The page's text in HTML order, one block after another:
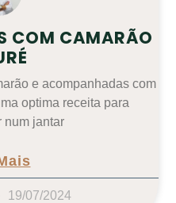
COM CAMARÃO
e acompanhadas com
optima receita para
num jantar
19/07/2024